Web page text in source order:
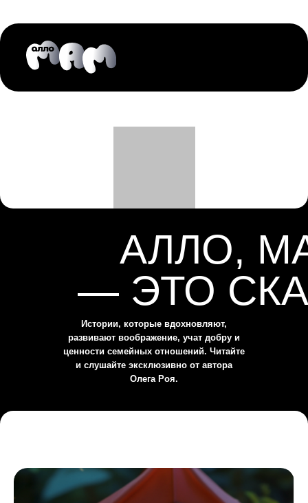
Истории, которые вдохновляют,
развивают воображение, учат добру и
ценности семейных отношений. Читайте
и слушайте эксклюзивно от автора
Олега Роя.
АЛЛО,
— ЭТО